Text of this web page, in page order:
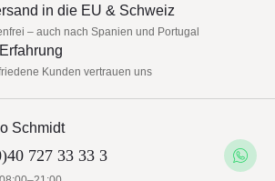
in die EU & Schweiz
– auch nach Spanien und Portugal
Kunden vertrauen uns
Schmidt
727 33 33 3